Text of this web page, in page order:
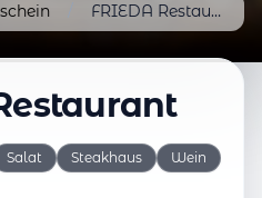
FRIEDA Restaurant
Salat Steakhaus Wein